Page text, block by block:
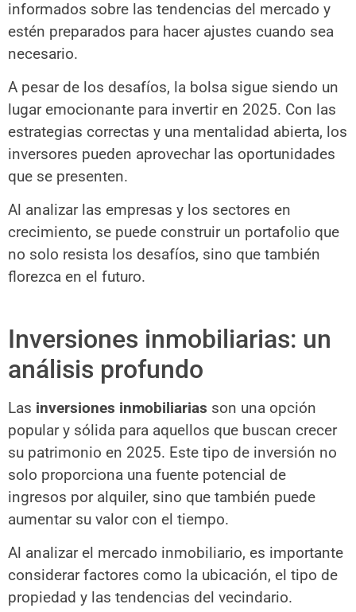
informados sobre las tendencias del mercado y
estén preparados para hacer ajustes cuando sea
necesario.
A pesar de los desafíos, la bolsa sigue siendo un
lugar emocionante para invertir en 2025. Con las
estrategias correctas y una mentalidad abierta, los
inversores pueden aprovechar las oportunidades
que se presenten.
Al analizar las empresas y los sectores en
crecimiento, se puede construir un portafolio que
no solo resista los desafíos, sino que también
florezca en el futuro.
Inversiones inmobiliarias: un
análisis profundo
Las inversiones inmobiliarias son una opción
popular y sólida para aquellos que buscan crecer
su patrimonio en 2025. Este tipo de inversión no
solo proporciona una fuente potencial de
ingresos por alquiler, sino que también puede
aumentar su valor con el tiempo.
Al analizar el mercado inmobiliario, es importante
considerar factores como la ubicación, el tipo de
propiedad y las tendencias del vecindario.